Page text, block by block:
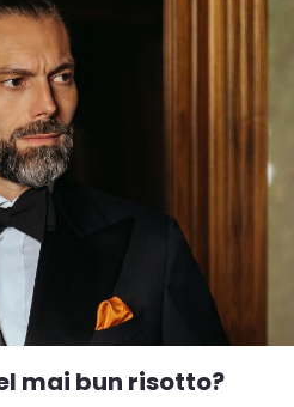
mai bun risotto?